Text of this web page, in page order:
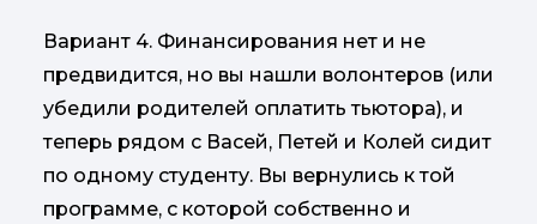
Вариант 4. Финансирования нет и не
предвидится, но вы нашли волонтеров (или
убедили родителей оплатить тьютора), и
теперь рядом с Васей, Петей и Колей сидит
по одному студенту. Вы вернулись к той
программе, с которой собственно и